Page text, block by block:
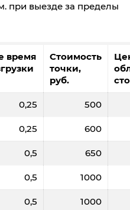
при выезде за пределы
время
Стоимость
точки,
руб.
0,25 500
0,25 600
0,5 650
0,5 1000
0,5 1000